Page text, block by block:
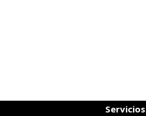
Servicios